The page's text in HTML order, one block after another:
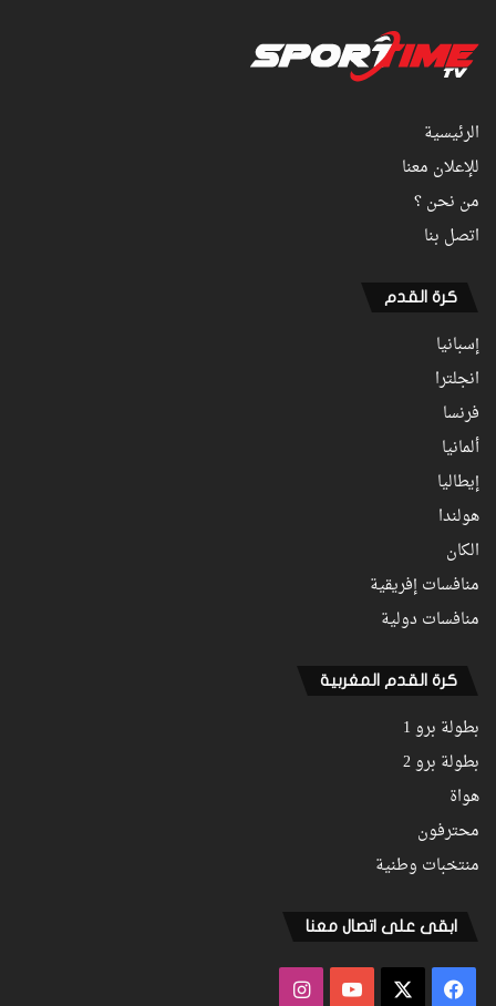
الرئيسية
للإعلان معنا
من نحن ؟
اتصل بنا
كرة القدم
إسبانيا
انجلترا
فرنسا
ألمانيا
إيطاليا
هولندا
الكان
منافسات إفريقية
منافسات دولية
كرة القدم المغربية
بطولة برو 1
بطولة برو 2
هواة
محترفون
منتخبات وطنية
ابقى على اتصال معنا
فيسبوك ‫YouTubeانستقرام